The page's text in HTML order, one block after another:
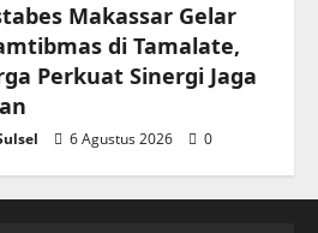
Makassar Gelar
di Tamalate,
Perkuat Sinergi Jaga
6 Agustus 2026 0